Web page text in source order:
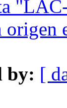
origen
by: [